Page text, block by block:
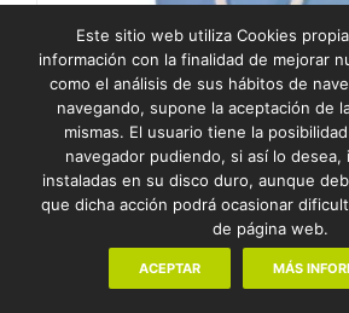
BOLSA COULAN
4,80€
Este sitio web utiliza Cookies
información con la finalidad de mejorar
como el análisis de sus hábitos de
navegando, supone la aceptación de
mismas. El usuario tiene la
navegador pudiendo, si así lo desea,
instaladas en su disco duro, aunque
que dicha acción podrá ocasionar
de página web.
ACEPTAR MÁS